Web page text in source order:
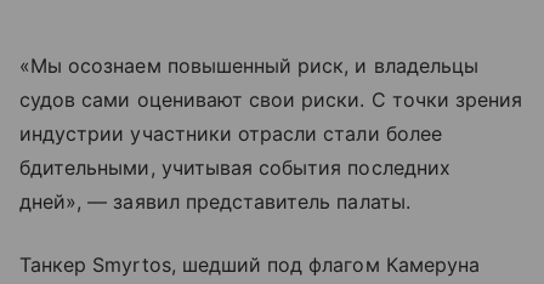
«Мы осознаем повышенный риск, и владельцы
судов сами оценивают свои риски. С точки зрения
индустрии участники отрасли стали более
бдительными, учитывая события последних
дней», — заявил представитель палаты.
Танкер Smyrtos, шедший под флагом Камеруна